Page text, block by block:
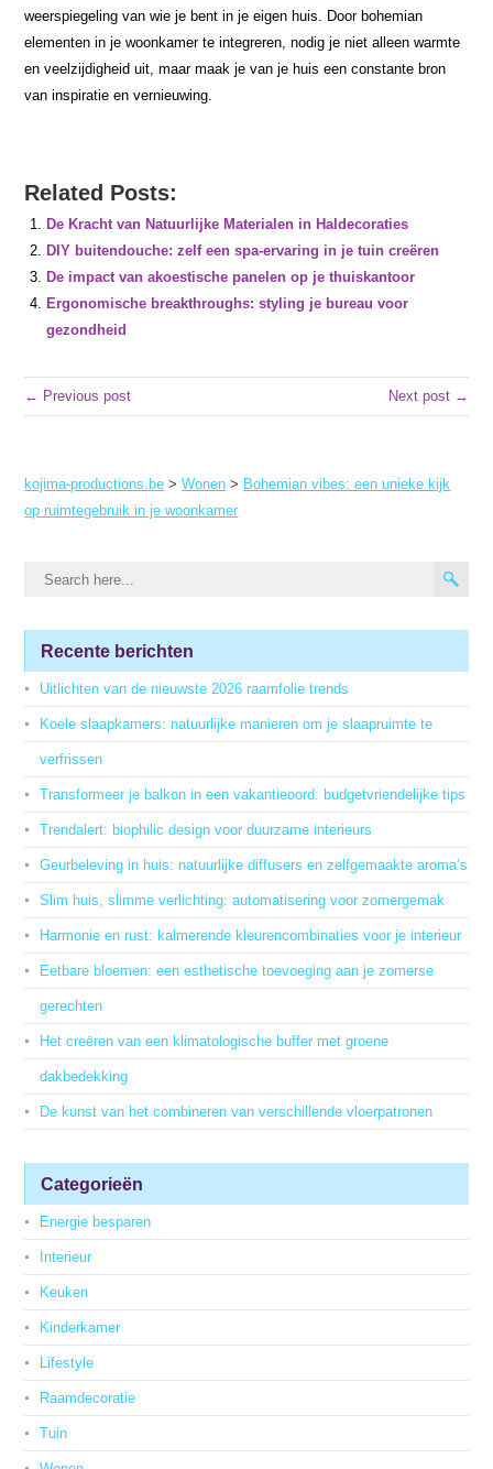
weerspiegeling van wie je bent in je eigen huis. Door bohemian
elementen in je woonkamer te integreren, nodig je niet alleen warmte
en veelzijdigheid uit, maar maak je van je huis een constante bron
van inspiratie en vernieuwing.
Related Posts:
De Kracht van Natuurlijke Materialen in Haldecoraties
DIY buitendouche: zelf een spa-ervaring in je tuin creëren
De impact van akoestische panelen op je thuiskantoor
Ergonomische breakthroughs: styling je bureau voor
gezondheid
← Previous post Next post →
kojima-productions.be >Wonen > Bohemian vibes: een unieke kijk
op ruimtegebruik in je woonkamer
Recente berichten
Uitlichten van de nieuwste 2026 raamfolie trends
Koele slaapkamers: natuurlijke manieren om je slaapruimte te
verfrissen
Transformeer je balkon in een vakantieoord: budgetvriendelijke tips
Trendalert: biophilic design voor duurzame interieurs
Geurbeleving in huis: natuurlijke diffusers en zelfgemaakte aroma’s
Slim huis, slimme verlichting: automatisering voor zomergemak
Harmonie en rust: kalmerende kleurencombinaties voor je interieur
Eetbare bloemen: een esthetische toevoeging aan je zomerse
gerechten
Het creëren van een klimatologische buffer met groene
dakbedekking
De kunst van het combineren van verschillende vloerpatronen
Categorieën
Energie besparen
Interieur
Keuken
Kinderkamer
Lifestyle
Raamdecoratie
Tuin